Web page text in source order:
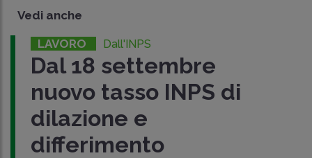
Vedi anche
LAVORO Dall'INPS
Dal 18 settembre
nuovo tasso INPS di
dilazione e
differimento